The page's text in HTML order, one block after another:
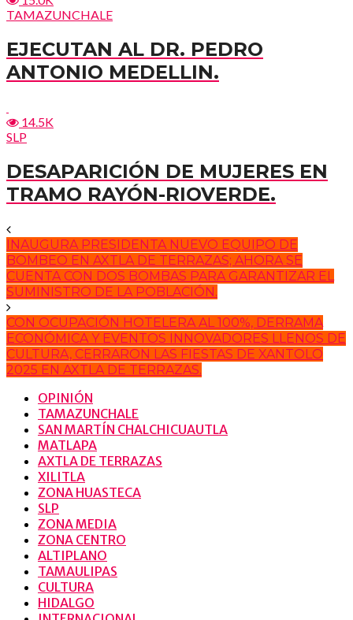
TAMAZUNCHALE
EJECUTAN AL DR. PEDRO
ANTONIO MEDELLIN.
14.5K
SLP
DESAPARICIÓN DE MUJERES EN
TRAMO RAYÓN-RIOVERDE.
INAUGURA PRESIDENTA NUEVO EQUIPO DE
BOMBEO EN AXTLA DE TERRAZAS; AHORA SE
CUENTA CON DOS BOMBAS PARA GARANTIZAR EL
SUMINISTRO DE LA POBLACIÓN.
CON OCUPACIÓN HOTELERA AL 100%, DERRAMA
ECONÓMICA Y EVENTOS INNOVADORES LLENOS DE
CULTURA, CERRARON LAS FIESTAS DE XANTOLO
2025 EN AXTLA DE TERRAZAS.
OPINIÓN
TAMAZUNCHALE
SAN MARTÍN CHALCHICUAUTLA
MATLAPA
AXTLA DE TERRAZAS
XILITLA
ZONA HUASTECA
SLP
ZONA MEDIA
ZONA CENTRO
ALTIPLANO
TAMAULIPAS
CULTURA
HIDALGO